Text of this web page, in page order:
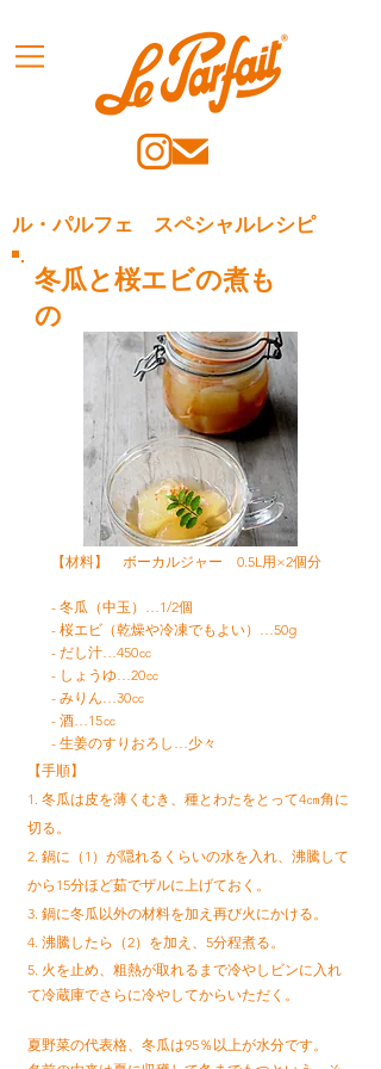
ル・パルフェ スペシャルレシピ
冬瓜と桜エビの煮も
の
【材料】 ボーカルジャー 0.5L用×2個分
- 冬瓜（中玉）…1/2個
- 桜エビ（乾燥や冷凍でもよい）…50g
- だし汁…450㏄
- しょうゆ…20㏄
- みりん…30㏄
- 酒…15㏄
- 生姜のすりおろし…少々
【手順】
1. 冬瓜は皮を薄くむき、種とわたをとって4㎝角に
切る。
2. 鍋に（1）が隠れるくらいの水を入れ、沸騰して
から15分ほど茹でザルに上げておく。
3. 鍋に冬瓜以外の材料を加え再び火にかける。
4. 沸騰したら（2）を加え、5分程煮る。
5. 火を止め、粗熱が取れるまで冷やしビンに入れ
て冷蔵庫でさらに冷やしてからいただく。
夏野菜の代表格、冬瓜は95％以上が水分です。